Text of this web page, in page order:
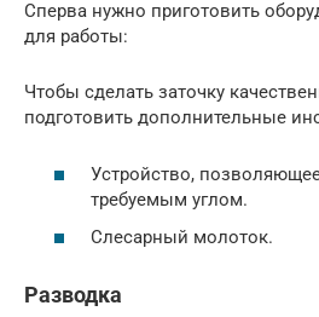
Сперва нужно приготовить
для работы:
Чтобы сделать заточку
подготовить дополнительные
Устройство,
требуемым углом.
Слесарный молоток.
Разводка